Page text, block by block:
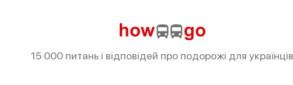
15 000 питань і відповідей про подорожі для українців